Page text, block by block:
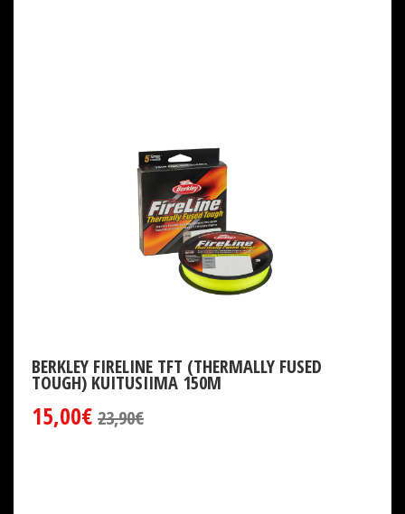
BERKLEY FIRELINE TFT (THERMALLY FUSED
TOUGH) KUITUSIIMA 150M
15,00€ 23,90€